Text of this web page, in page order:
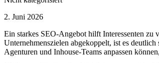
2. Juni 2026
Ein starkes SEO-Angebot hilft Interessenten zu
Unternehmenszielen abgekoppelt, ist es
Agenturen und Inhouse-Teams anpassen